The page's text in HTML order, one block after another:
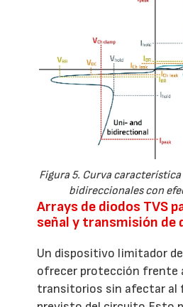
Figura 5. Curva característica
bidireccionales con
Arrays de diodos TVS
señal y transmisión de
Un dispositivo limitador
ofrecer protección frente
transitorios sin afectar al